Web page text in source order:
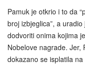
Pamuk je otkrio i to da
broj izbjeglica”, a
dodvoriti onima kojima
Nobelove nagrade. Jer,
dokazano se isplatila